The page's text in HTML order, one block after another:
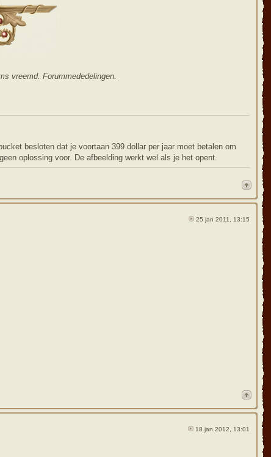
vreemd. Forummededelingen.
besloten dat je voortaan 399 dollar per jaar moet betalen om
oplossing voor. De afbeelding werkt wel als je het opent.
25 jan 2011, 13:15
18 jan 2012, 13:01